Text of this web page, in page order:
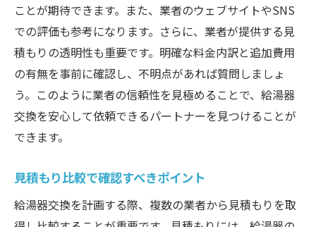
ことが期待できます。また、業者のウェブサイトやSNS
での評価も参考になります。さらに、業者が提供する見
積もりの透明性も重要です。明確な料金内訳と追加費用
の有無を事前に確認し、不明点があれば質問しましょ
う。このように業者の信頼性を見極めることで、給湯器
交換を安心して依頼できるパートナーを見つけることが
できます。
見積もり比較で確認すべきポイント
給湯器交換を計画する際、複数の業者から見積もりを取